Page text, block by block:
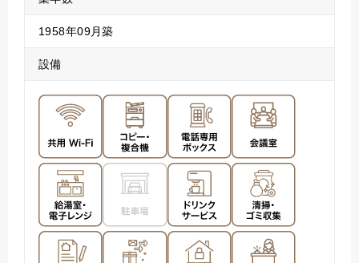
1958年09月築
設備